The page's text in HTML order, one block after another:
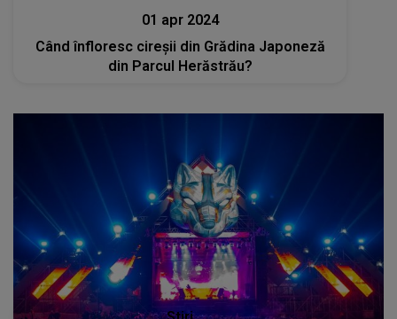
01 apr 2024
Când înfloresc cireșii din Grădina Japoneză
din Parcul Herăstrău?